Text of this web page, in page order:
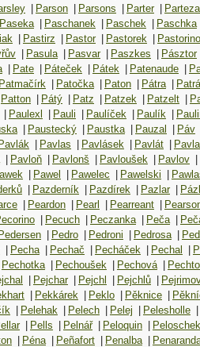
| Parson | Parsons | Parter |
Paseka | Paschanek | Paschek | Paschka
| Pastirz | Pastor | Pastorek | Pastorino
| Pasula | Pasvar | Paszkes | Pásztor
| Pate | Páteček | Pátek | Patenaude |
Patmačírk | Patočka | Paton | Pátra |
Patton | Pátý | Patz | Patzek | Patzelt |
| Paulexl | Pauli | Paulíček | Paulík |
| Paustecký | Paustka | Pauzal | Páv
| Pavlas | Pavlásek | Pavlát |
| Pavloň | Pavlonš | Pavloušek | Pavlov |
| Pawel | Pawelec | Pawelski |
| Pazderník | Pazdírek | Pazlar |
| Peardon | Pearl | Pearreant |
| Pecuch | Peczanka | Peča |
| Pedro | Pedroni | Pedrosa |
| Pecha | Pechač | Pecháček | Pechal |
Pechotka | Pechoušek | Pechová |
| Pejchar | Pejchl | Pejchlů |
| Pekkárek | Peklo | Pěknice |
| Pelehak | Pelech | Pelej | Pelesholle |
| Pells | Pelnář | Peloquin | Peloschek
| Péna | Peñafort | Penalba |